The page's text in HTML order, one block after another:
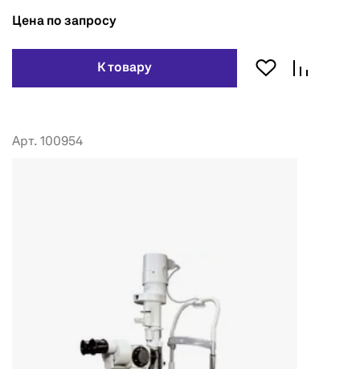
Цена по запросу
К товару
Арт. 100954